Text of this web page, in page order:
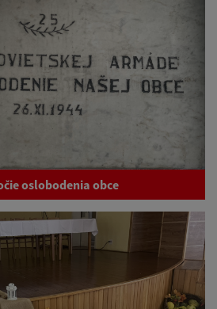
oslobodenia obce